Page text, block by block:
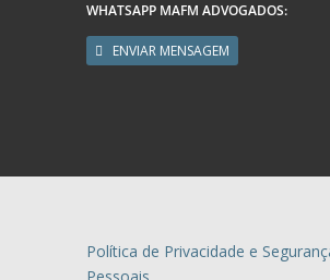
WHATSAPP MAFM ADVOGADOS:
ENVIAR MENSAGEM
Política de Privacidade e
Pessoais